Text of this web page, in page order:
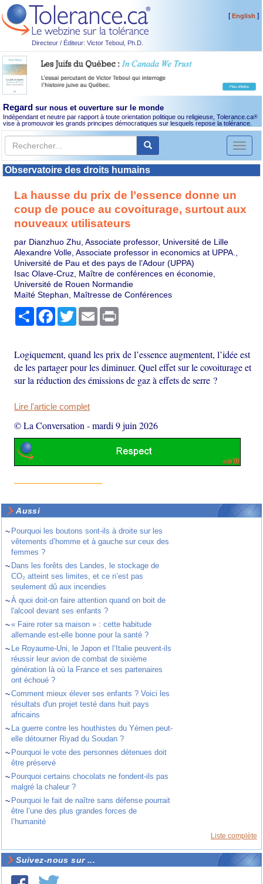
Directeur / Éditeur: Victor Teboul, Ph.D.
[English ]
Regard sur nous et ouverture sur le monde
Indépendant et neutre par rapport à toute orientation politique ou religieuse, Tolerance.ca®
vise à promouvoir les grands principes démocratiques sur lesquels repose la tolérance.
Toggle
Observatoire des droits humains
La hausse du prix de l’essence donne un
coup de pouce au covoiturage, surtout aux
nouveaux utilisateurs
par Dianzhuo Zhu, Associate professor, Université de Lille
Alexandre Volle, Associate professor in economics at UPPA.,
Université de Pau et des pays de l’Adour (UPPA)
Isac Olave-Cruz, Maître de conférences en économie,
Université de Rouen Normandie
Maïté Stephan, Maîtresse de Conférences
PartagerFacebook
TwitterEmail
Logiquement, quand les prix de l’essence augmentent, l’idée est
de les partager pour les diminuer. Quel effet sur le covoiturage et
sur la réduction des émissions de gaz à effets de serre ?
Lire l'article complet
© La Conversation -mardi 9 juin 2026
Aussi
~ Pourquoi les boutons sont-ils à droite sur les
vêtements d’homme et à gauche sur ceux des
femmes ?
~ Dans les forêts des Landes, le stockage de
CO₂ atteint ses limites, et ce n’est pas
seulement dû aux incendies
~À quoi doit-on faire attention quand on boit de
l'alcool devant ses enfants ?
~« Faire roter sa maison » : cette habitude
allemande est-elle bonne pour la santé ?
~ Le Royaume-Uni, le Japon et l’Italie peuvent-ils
réussir leur avion de combat de sixième
génération là où la France et ses partenaires
ont échoué ?
~Comment mieux élever ses enfants ? Voici les
résultats d'un projet testé dans huit pays
africains
~ La guerre contre les houthistes du Yémen peut-
elle détourner Riyad du Soudan ?
~ Pourquoi le vote des personnes détenues doit
être préservé
~ Pourquoi certains chocolats ne fondent-ils pas
malgré la chaleur ?
~ Pourquoi le fait de naître sans défense pourrait
être l’une des plus grandes forces de
l’humanité
Liste complète
Suivez-nous sur ...